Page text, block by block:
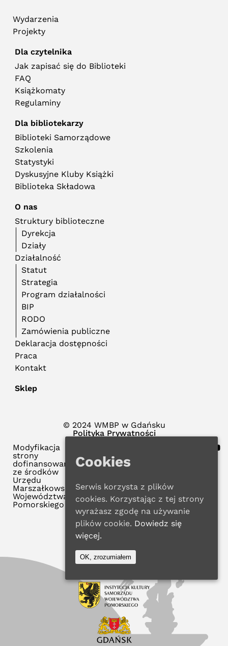
Wydarzenia
Projekty
Dla czytelnika
Jak zapisać się do Biblioteki
FAQ
Książkomaty
Regulaminy
Dla bibliotekarzy
Biblioteki Samorządowe
Szkolenia
Statystyki
Dyskusyjne Kluby Książki
Biblioteka Składowa
O nas
Struktury biblioteczne
Dyrekcja
Działy
Działalność
Statut
Strategia
Program działalności
BIP
RODO
Zamówienia publiczne
Deklaracja dostępności
Praca
Kontakt
Sklep
© 2024 WMBP w Gdańsku
Polityka Prywatności
Modyfikacja
strony
dofinansowana
ze środków
Urzędu
Marszałkowskiego
Województwa
Pomorskiego
Cookies
Serwis korzysta z plików
cookies. Korzystając z tej strony
wyrażasz zgodę na używanie
plików cookie. Dowiedz się
więcej.
OK, zrozumiałem